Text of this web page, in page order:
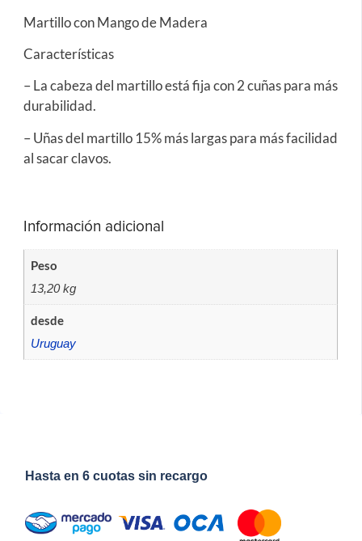
Martillo con Mango de Madera
Características
– La cabeza del martillo está fija con 2 cuñas para más
durabilidad.
– Uñas del martillo 15% más largas para más facilidad
al sacar clavos.
Información adicional
Peso
13,20 kg
desde
Uruguay
Hasta en 6 cuotas sin recargo